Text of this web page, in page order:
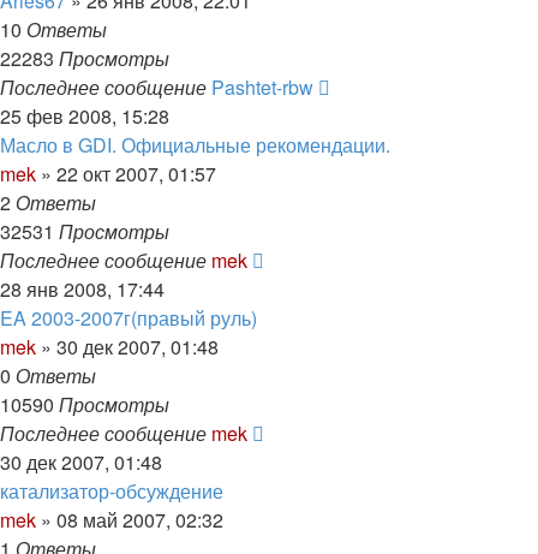
10 Ответы
22283 Просмотры
Последнее сообщение Pashtet-rbw
25 фев 2008, 15:28
Масло в GDI. Официальные рекомендации.
mek » 22 окт 2007, 01:57
2 Ответы
32531 Просмотры
Последнее сообщение mek
28 янв 2008, 17:44
EA 2003-2007г(правый руль)
mek » 30 дек 2007, 01:48
0 Ответы
10590 Просмотры
Последнее сообщение mek
30 дек 2007, 01:48
катализатор-обсуждение
mek » 08 май 2007, 02:32